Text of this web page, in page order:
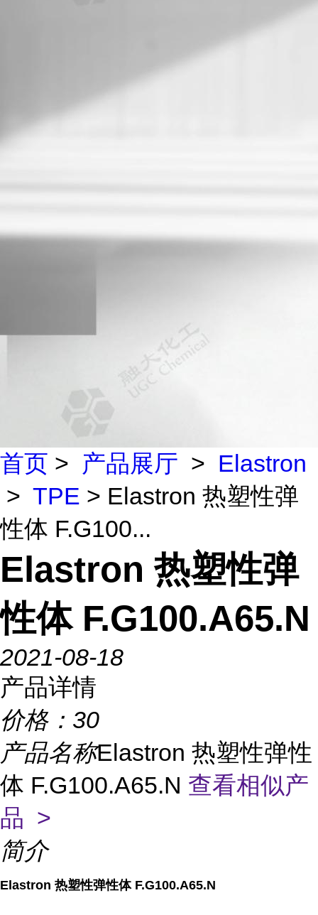
首页 > 产品展厅 > Elastron
> TPE > Elastron 热塑性弹
性体 F.G100...
Elastron 热塑性弹
性体 F.G100.A65.N
2021-08-18
产品详情
价格： 30
产品名称Elastron 热塑性弹性
体 F.G100.A65.N 查看相似产
品 >
简介
Elastron 热塑性弹性体 F.G100.A65.N